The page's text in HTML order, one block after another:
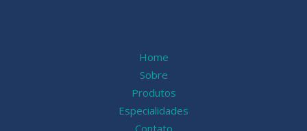
Home
Sobre
Produtos
Especialidades
Contato